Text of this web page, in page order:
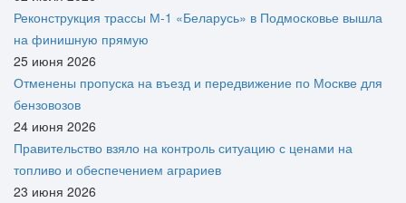
Реконструкция трассы М-1 «Беларусь» в Подмосковье вышла
на финишную прямую
25 июня 2026
Отменены пропуска на въезд и передвижение по Москве для
бензовозов
24 июня 2026
Правительство взяло на контроль ситуацию с ценами на
топливо и обеспечением аграриев
23 июня 2026